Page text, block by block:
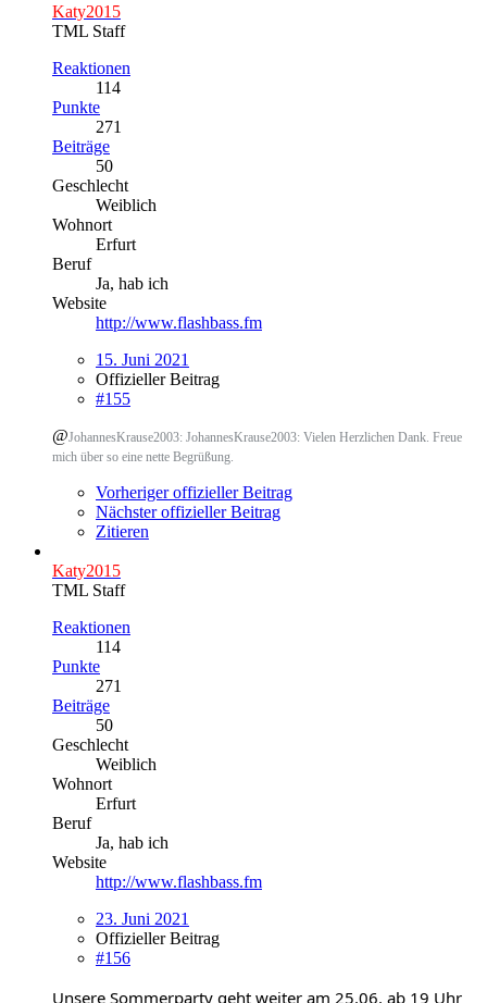
Katy2015
TML Staff
Reaktionen
114
Punkte
271
Beiträge
50
Geschlecht
Weiblich
Wohnort
Erfurt
Beruf
Ja, hab ich
Website
http://www.flashbass.fm
15. Juni 2021
Offizieller Beitrag
#155
@JohannesKrause2003: JohannesKrause2003: Vielen Herzlichen Dank. Freue
mich über so eine nette Begrüßung.
Vorheriger offizieller Beitrag
Nächster offizieller Beitrag
Zitieren
Katy2015
TML Staff
Reaktionen
114
Punkte
271
Beiträge
50
Geschlecht
Weiblich
Wohnort
Erfurt
Beruf
Ja, hab ich
Website
http://www.flashbass.fm
23. Juni 2021
Offizieller Beitrag
#156
Unsere Sommerparty geht weiter am 25.06. ab 19 Uhr